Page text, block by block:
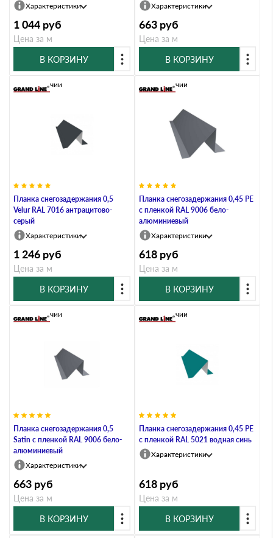
Характеристики
1 044 руб
Цена за м
В КОРЗИНУ
Характеристики
663 руб
Цена за м
В КОРЗИНУ
Планка снегозадержания 0,5
Velur RAL 7016 антрацитово-
серый
В наличии
Характеристики
1 246 руб
Цена за м
В КОРЗИНУ
Планка снегозадержания 0,45 PE
с пленкой RAL 9006 бело-
алюминиевый
В наличии
Характеристики
618 руб
Цена за м
В КОРЗИНУ
Планка снегозадержания 0,5
Satin с пленкой RAL 9006 бело-
алюминиевый
В наличии
Характеристики
663 руб
Цена за м
В КОРЗИНУ
Планка снегозадержания 0,45 PE
с пленкой RAL 5021 водная синь
В наличии
Характеристики
618 руб
Цена за м
В КОРЗИНУ